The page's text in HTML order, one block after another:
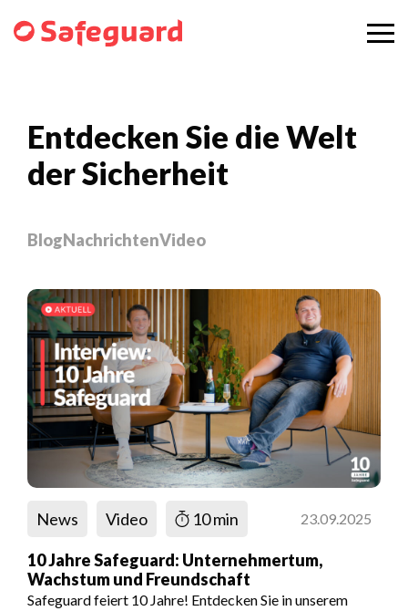
Entdecken Sie die Welt
der Sicherheit
BlogNachrichtenVideo
News Video 10 min 23.09.2025
10 Jahre Safeguard: Unternehmertum,
Wachstum und Freundschaft
Safeguard feiert 10 Jahre! Entdecken Sie in unserem